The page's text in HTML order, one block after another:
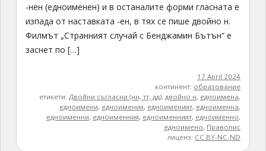
-нен (едноименен) и в останалите форми гласната е
изпада от наставката -ен, в тях се пише двойно н.
Филмът „Странният случай с Бенджамин Бътън“ е
заснет по […]
17 April 2024
континент: образование
етикети:Двойни съгласни (нн, тт, дд),двойно н, едноимена,
едноимени, едноимения, едноименият, едноименна,
едноименни, едноименния, едноименният, едноименно,
едноимено, Правопис
лиценз: CC BY-NC-ND